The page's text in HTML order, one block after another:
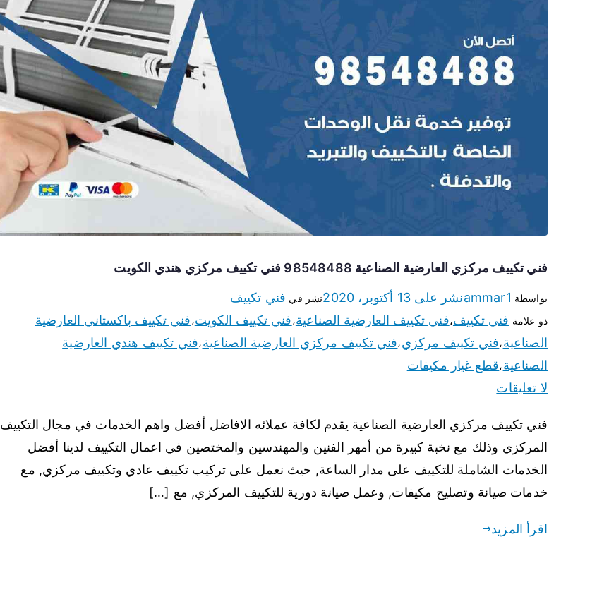
فني تكييف مركزي العارضية الصناعية 98548488 فني تكييف مركزي هندي الكويت
بواسطة ammar1نشر على 13 أكتوبر، 2020 نشر في فني تكييف
ذو علامة فني تكييف،فني تكييف العارضية الصناعية،فني تكييف الكويت،فني تكييف باكستاني العارضية
الصناعية،فني تكييف مركزي،فني تكييف مركزي العارضية الصناعية،فني تكييف هندي العارضية
الصناعية،قطع غيار مكيفات
لا تعليقات
فني تكييف مركزي العارضية الصناعية يقدم لكافة عملائه الافاضل أفضل واهم الخدمات في مجال التكييف
المركزي وذلك مع نخبة كبيرة من أمهر الفنين والمهندسين والمختصين في اعمال التكييف لدينا أفضل
الخدمات الشاملة للتكييف على مدار الساعة, حيث نعمل على تركيب تكييف عادي وتكييف مركزي, مع
خدمات صيانة وتصليح مكيفات, وعمل صيانة دورية للتكييف المركزي, مع […]
اقرأ المزيد